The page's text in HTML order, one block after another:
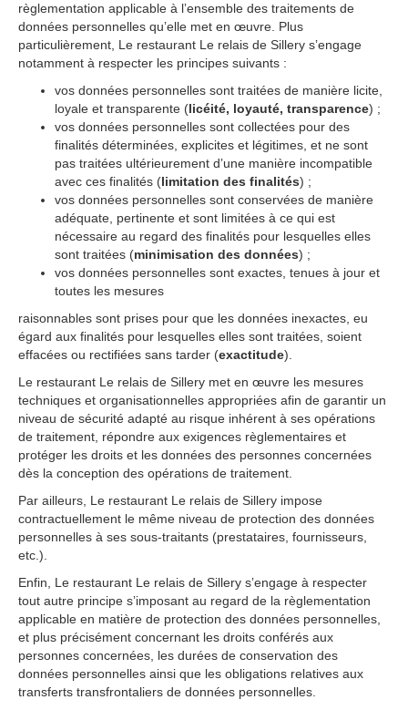
règlementation applicable à lʼensemble des traitements de
données personnelles quʼelle met en œuvre. Plus
particulièrement, Le restaurant Le relais de Sillery sʼengage
notamment à respecter les principes suivants :
vos données personnelles sont traitées de manière licite,
loyale et transparente (licéité, loyauté, transparence) ;
vos données personnelles sont collectées pour des
finalités déterminées, explicites et légitimes, et ne sont
pas traitées ultérieurement dʼune manière incompatible
avec ces finalités (limitation des finalités) ;
vos données personnelles sont conservées de manière
adéquate, pertinente et sont limitées à ce qui est
nécessaire au regard des finalités pour lesquelles elles
sont traitées (minimisation des données) ;
vos données personnelles sont exactes, tenues à jour et
toutes les mesures
raisonnables sont prises pour que les données inexactes, eu
égard aux finalités pour lesquelles elles sont traitées, soient
effacées ou rectifiées sans tarder (exactitude).
Le restaurant Le relais de Sillery met en œuvre les mesures
techniques et organisationnelles appropriées afin de garantir un
niveau de sécurité adapté au risque inhérent à ses opérations
de traitement, répondre aux exigences règlementaires et
protéger les droits et les données des personnes concernées
dès la conception des opérations de traitement.
Par ailleurs, Le restaurant Le relais de Sillery impose
contractuellement le même niveau de protection des données
personnelles à ses sous-traitants (prestataires, fournisseurs,
etc.).
Enfin, Le restaurant Le relais de Sillery sʼengage à respecter
tout autre principe sʼimposant au regard de la règlementation
applicable en matière de protection des données personnelles,
et plus précisément concernant les droits conférés aux
personnes concernées, les durées de conservation des
données personnelles ainsi que les obligations relatives aux
transferts transfrontaliers de données personnelles.